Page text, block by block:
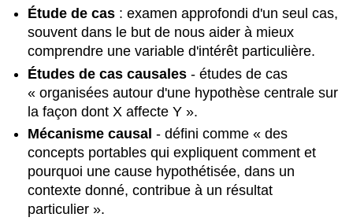
une
science ?
Section
#2
La
méthode
scientifique
et
politique
comparée
Section
Étude de cas : examen approfondi d'un seul cas,
souvent dans le but de nous aider à mieux
comprendre une variable d'intérêt particulière.
Études de cas causales - études de cas
« organisées autour d'une hypothèse centrale sur
la façon dont X affecte Y ».
Mécanisme causal - défini comme « des
concepts portables qui expliquent comment et
pourquoi une cause hypothétisée, dans un
contexte donné, contribue à un résultat
particulier ».